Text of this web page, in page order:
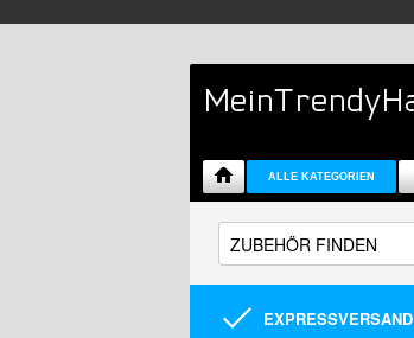
ALLE KATEGORIEN
EXPRESSVERSAND